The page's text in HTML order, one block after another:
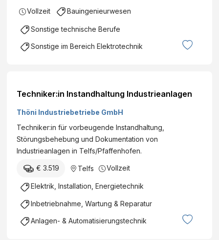
Vollzeit Bauingenieurwesen
Sonstige technische Berufe
Sonstige im Bereich Elektrotechnik
Techniker:in Instandhaltung Industrieanlagen
Thöni Industriebetriebe GmbH
Techniker:in für vorbeugende Instandhaltung,
Störungsbehebung und Dokumentation von
Industrieanlagen in Telfs/Pfaffenhofen.
€ 3.519 Telfs Vollzeit
Elektrik, Installation, Energietechnik
Inbetriebnahme, Wartung & Reparatur
Anlagen- & Automatisierungstechnik